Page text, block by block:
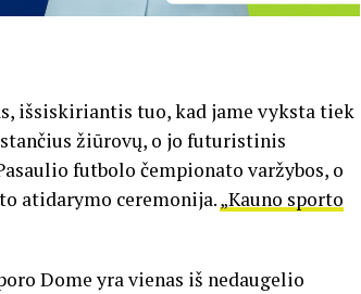
išsiskiriantis tuo, kad jame vyksta tiek
žiūrovų, o jo futuristinis
futbolo čempionato varžybos, o
atidarymo ceremonija.„Kauno sporto
Dome yra vienas iš nedaugelio